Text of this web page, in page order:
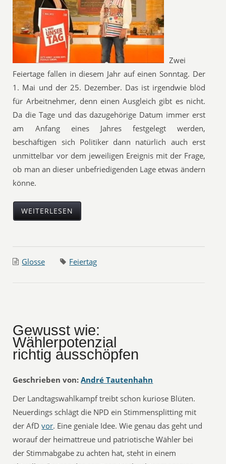
Zwei
Feiertage fallen in diesem Jahr auf einen Sonntag. Der
1. Mai und der 25. Dezember. Das ist irgendwie blöd
für Arbeitnehmer, denn einen Ausgleich gibt es nicht.
Da die Tage und das dazugehörige Datum immer erst
am Anfang eines Jahres festgelegt werden,
beschäftigen sich Politiker dann natürlich auch erst
unmittelbar vor dem jeweiligen Ereignis mit der Frage,
ob man an dieser unbefriedigenden Lage etwas ändern
könne.
WEITERLESEN
Glosse Feiertag
Gewusst wie:
Wählerpotenzial
richtig ausschöpfen
Geschrieben von: André Tautenhahn
Der Landtagswahlkampf treibt schon kuriose Blüten.
Neuerdings schlägt die NPD ein Stimmensplitting mit
der AfDvor. Eine geniale Idee. Wie genau das geht und
worauf der heimattreue und patriotische Wähler bei
der Stimmabgabe zu achten hat, steht in einem